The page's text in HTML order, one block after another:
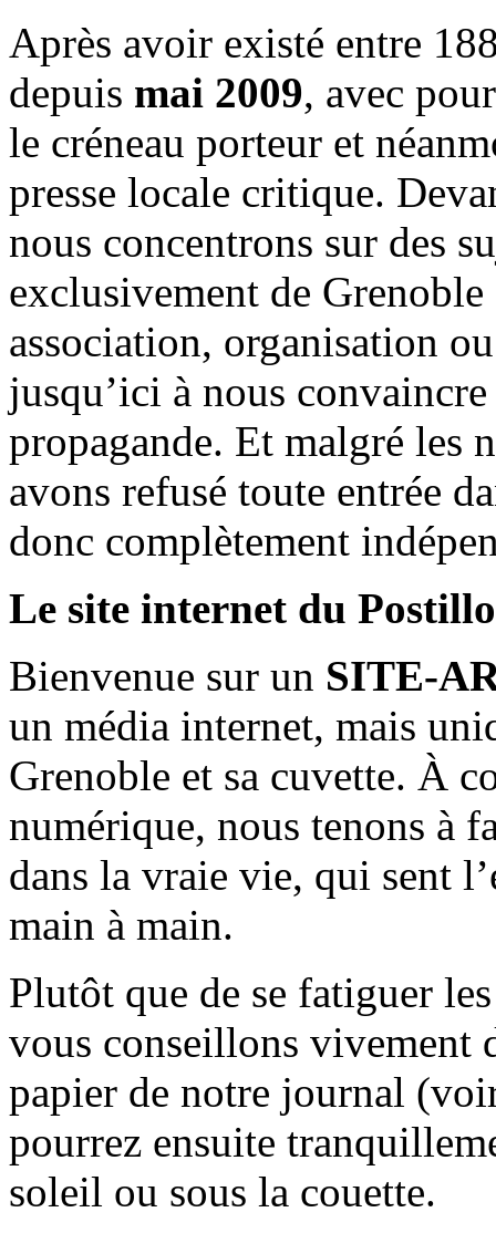
Après avoir existé entre
depuis mai 2009, avec
le créneau porteur et
presse locale critique.
nous concentrons sur des
exclusivement de
association, organisation
jusqu’ici à nous
propagande. Et malgré les
avons refusé toute entrée
donc complètement
Le site internet du
Bienvenue sur un SITE-
un média internet, mais
Grenoble et sa cuvette. À
numérique, nous tenons à
dans la vraie vie, qui sent
main à main.
Plutôt que de se fatiguer
vous conseillons vivement
papier de notre journal
pourrez ensuite
soleil ou sous la couette.